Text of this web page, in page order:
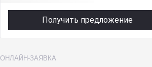
Получить предложение
ОНЛАЙН-ЗАЯВКА